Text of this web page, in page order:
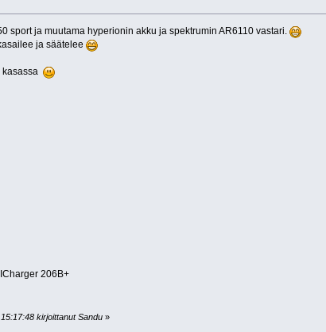
sport ja muutama hyperionin akku ja spektrumin AR6110 vastari.
ja säätelee
206B+
kirjoittanut Sandu»